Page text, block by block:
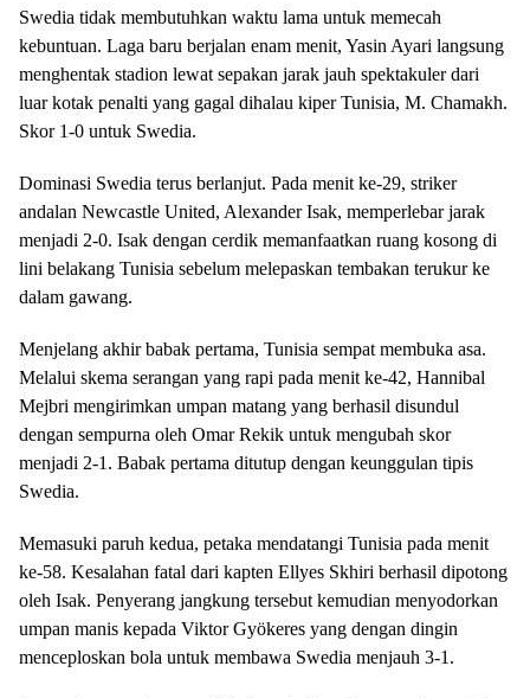
Swedia tidak membutuhkan waktu lama untuk memecah
kebuntuan. Laga baru berjalan enam menit, Yasin Ayari langsung
menghentak stadion lewat sepakan jarak jauh spektakuler dari
luar kotak penalti yang gagal dihalau kiper Tunisia, M. Chamakh.
Skor 1-0 untuk Swedia.
Dominasi Swedia terus berlanjut. Pada menit ke-29, striker
andalan Newcastle United, Alexander Isak, memperlebar jarak
menjadi 2-0. Isak dengan cerdik memanfaatkan ruang kosong di
lini belakang Tunisia sebelum melepaskan tembakan terukur ke
dalam gawang.
Menjelang akhir babak pertama, Tunisia sempat membuka asa.
Melalui skema serangan yang rapi pada menit ke-42, Hannibal
Mejbri mengirimkan umpan matang yang berhasil disundul
dengan sempurna oleh Omar Rekik untuk mengubah skor
menjadi 2-1. Babak pertama ditutup dengan keunggulan tipis
Swedia.
Memasuki paruh kedua, petaka mendatangi Tunisia pada menit
ke-58. Kesalahan fatal dari kapten Ellyes Skhiri berhasil dipotong
oleh Isak. Penyerang jangkung tersebut kemudian menyodorkan
umpan manis kepada Viktor Gyökeres yang dengan dingin
menceploskan bola untuk membawa Swedia menjauh 3-1.